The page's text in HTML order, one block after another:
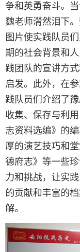
争和英勇奋斗。当
魏老师潸然泪下
图片使实践队员
期的社会背景和
践团队的宣讲方
启发。此外，在
践队员们介绍了
收集、保存与利
志资料选编》的
厚的演艺技巧和
德府志》等一些
力和挑战，让实
的贡献和丰富的
解。